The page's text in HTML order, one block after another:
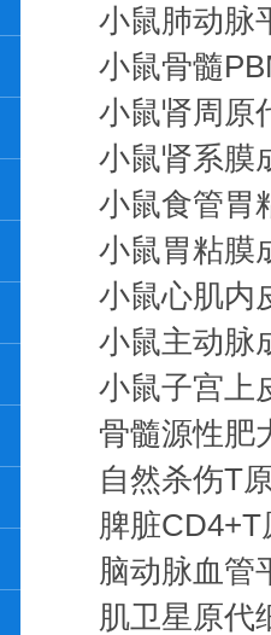
小鼠肺动脉
小鼠骨髓
小鼠肾周原
小鼠肾系膜
小鼠食管胃
小鼠胃粘膜
小鼠心肌内
小鼠主动脉
小鼠子宫上
骨髓源性肥
自然杀伤T
脾脏
脑动脉血管
肌卫星原代